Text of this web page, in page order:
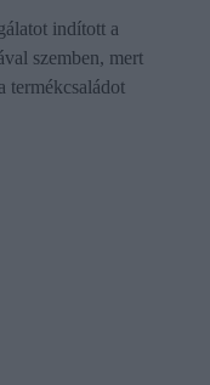
indított a
szemben, mert
termékcsaládot